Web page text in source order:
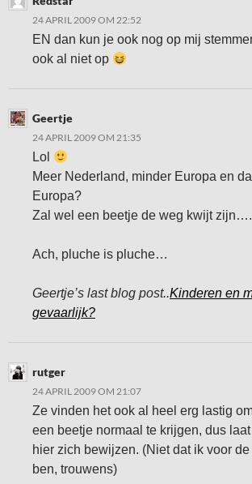
24 APRIL 2009 OM 22:52
EN dan kun je ook nog op mij
ook al niet op
Geertje
24 APRIL 2009 OM 21:35
Lol
Meer Nederland, minder Europa en
Europa?
Zal wel een beetje de weg kwijt zijn….
Ach, pluche is pluche…
Geertje’s last blog post..Kinderen en
gevaarlijk?
rutger
24 APRIL 2009 OM 21:07
Ze vinden het ook al heel erg lastig
een beetje normaal te krijgen, dus
hier zich bewijzen. (Niet dat ik voor
ben, trouwens)